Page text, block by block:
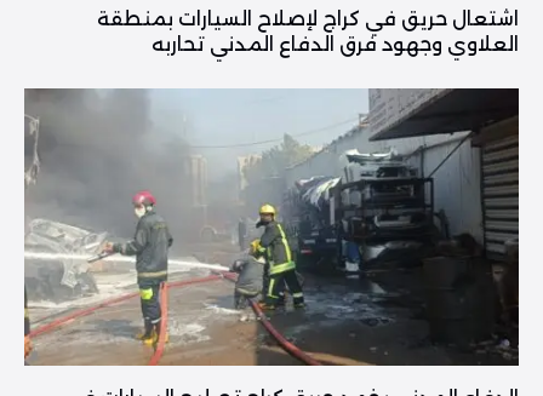
اشتعال حريق في كراج لإصلاح السيارات بمنطقة
العلاوي وجهود فرق الدفاع المدني تحاربه